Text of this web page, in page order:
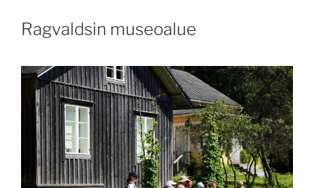
JULKAISTU
Ragvaldsin museoalue